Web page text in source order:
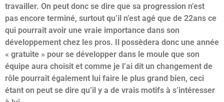
travailler. On peut donc se dire que sa progression n’est
pas encore terminé, surtout qu’il n’est agé que de 22ans ce
qui pourrait avoir une vraie importance dans son
développement chez les pros. Il possèdera donc une année
« gratuite » pour se développer dans le moule que son
équipe aura choisit et comme je l’ai dit un changement de
rôle pourrait également lui faire le plus grand bien, ceci
étant on peut se dire qu’il y a de vrais motifs à s’intéresser